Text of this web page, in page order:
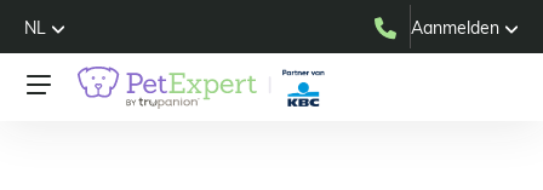
NL Aanmelden